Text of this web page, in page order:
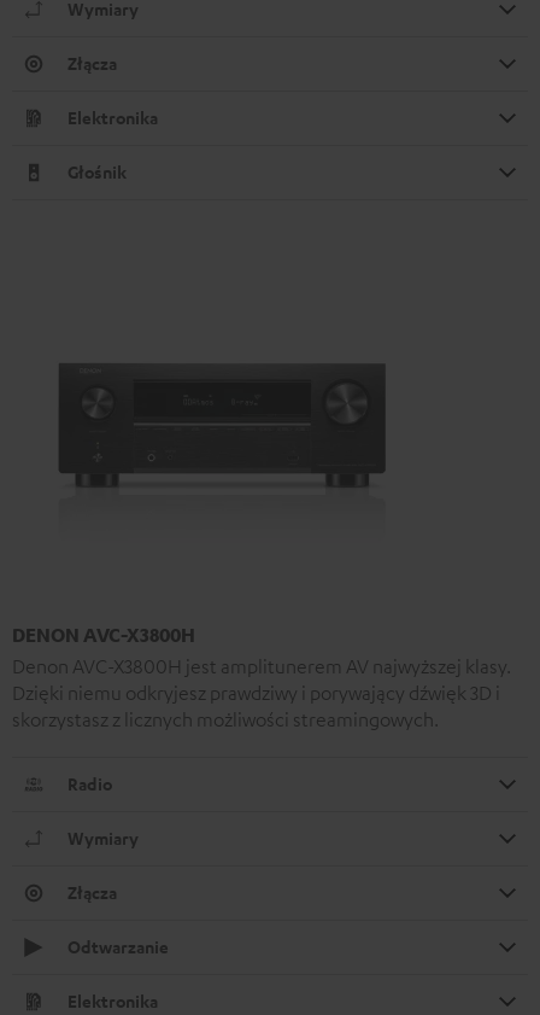
Wymiary
Złącza
Elektronika
Głośnik
DENON AVC-X3800H
Denon AVC-X3800H jest amplitunerem AV najwyższej klasy.
Dzięki niemu odkryjesz prawdziwy i porywający dźwięk 3D i
skorzystasz z licznych możliwości streamingowych.
Radio
Wymiary
Złącza
Odtwarzanie
Elektronika